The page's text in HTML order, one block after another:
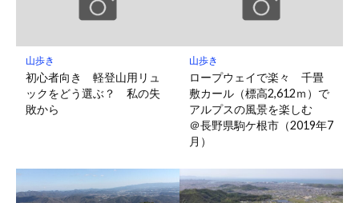
山歩き
初心者向き 軽登山用リュ
ックをどう選ぶ？ 私の失
敗から
山歩き
ロープウェイで楽々 千畳
敷カール（標高2,612ｍ）で
アルプスの風景を楽しむ
＠長野県駒ケ根市（2019年7
月）